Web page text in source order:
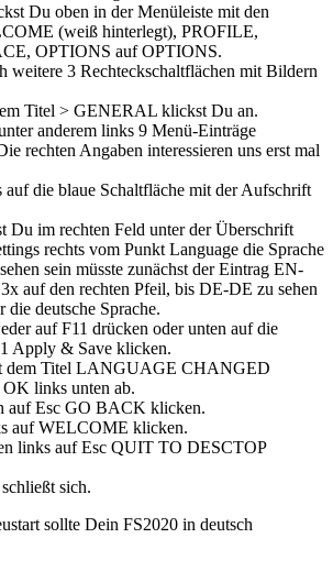
Du oben in der Menüleiste mit den
(weiß hinterlegt), PROFILE,
OPTIONS auf OPTIONS.
weitere 3 Rechteckschaltflächen mit Bildern
Titel > GENERAL klickst Du an.
anderem links 9 Menü-Einträge
rechten Angaben interessieren uns erst mal
die blaue Schaltfläche mit der Aufschrift
Du im rechten Feld unter der Überschrift
rechts vom Punkt Language die Sprache
sein müsste zunächst der Eintrag EN-
auf den rechten Pfeil, bis DE-DE zu sehen
die deutsche Sprache.
auf F11 drücken oder unten auf die
Apply & Save klicken.
dem Titel LANGUAGE CHANGED
links unten ab.
auf Esc GO BACK klicken.
auf WELCOME klicken.
links auf Esc QUIT TO DESCTOP
sich.
sollte Dein FS2020 in deutsch